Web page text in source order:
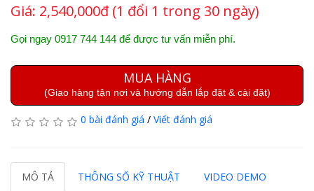
Giá: 2,540,000đ (1 đổi 1 trong 30 ngày)
Gọi ngay 0917 744 144 để được tư vấn miễn phí.
MUA HÀNG
(Giao hàng tận nơi và hướng dẫn lắp đặt & cài đặt)
0 bài đánh giá / Viết đánh giá
MÔ TẢ THÔNG SỐ KỸ THUẬT VIDEO DEMO